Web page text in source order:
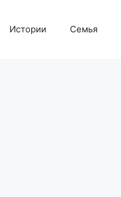
Истории Семья